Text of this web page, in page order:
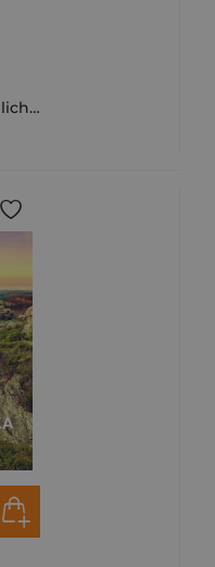
Maria i Przemysław Pilichowie